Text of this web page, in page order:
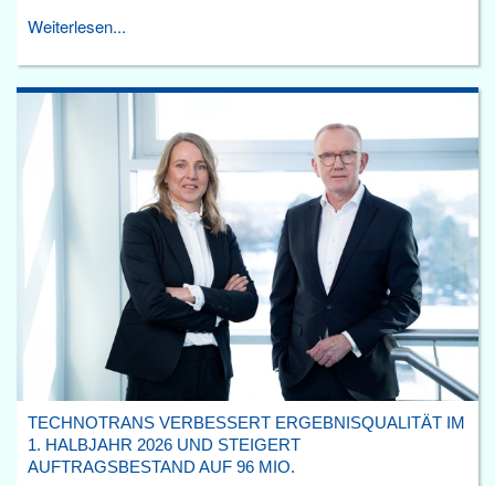
Weiterlesen...
TECHNOTRANS VERBESSERT ERGEBNISQUALITÄT IM
1. HALBJAHR 2026 UND STEIGERT
AUFTRAGSBESTAND AUF 96 MIO.